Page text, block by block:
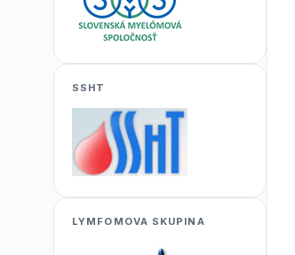
SSHT
LYMFOMOVA SKUPINA